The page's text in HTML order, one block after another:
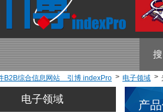
B2B综合信息网站 引博 indexPro 电子领域
电子领域 产